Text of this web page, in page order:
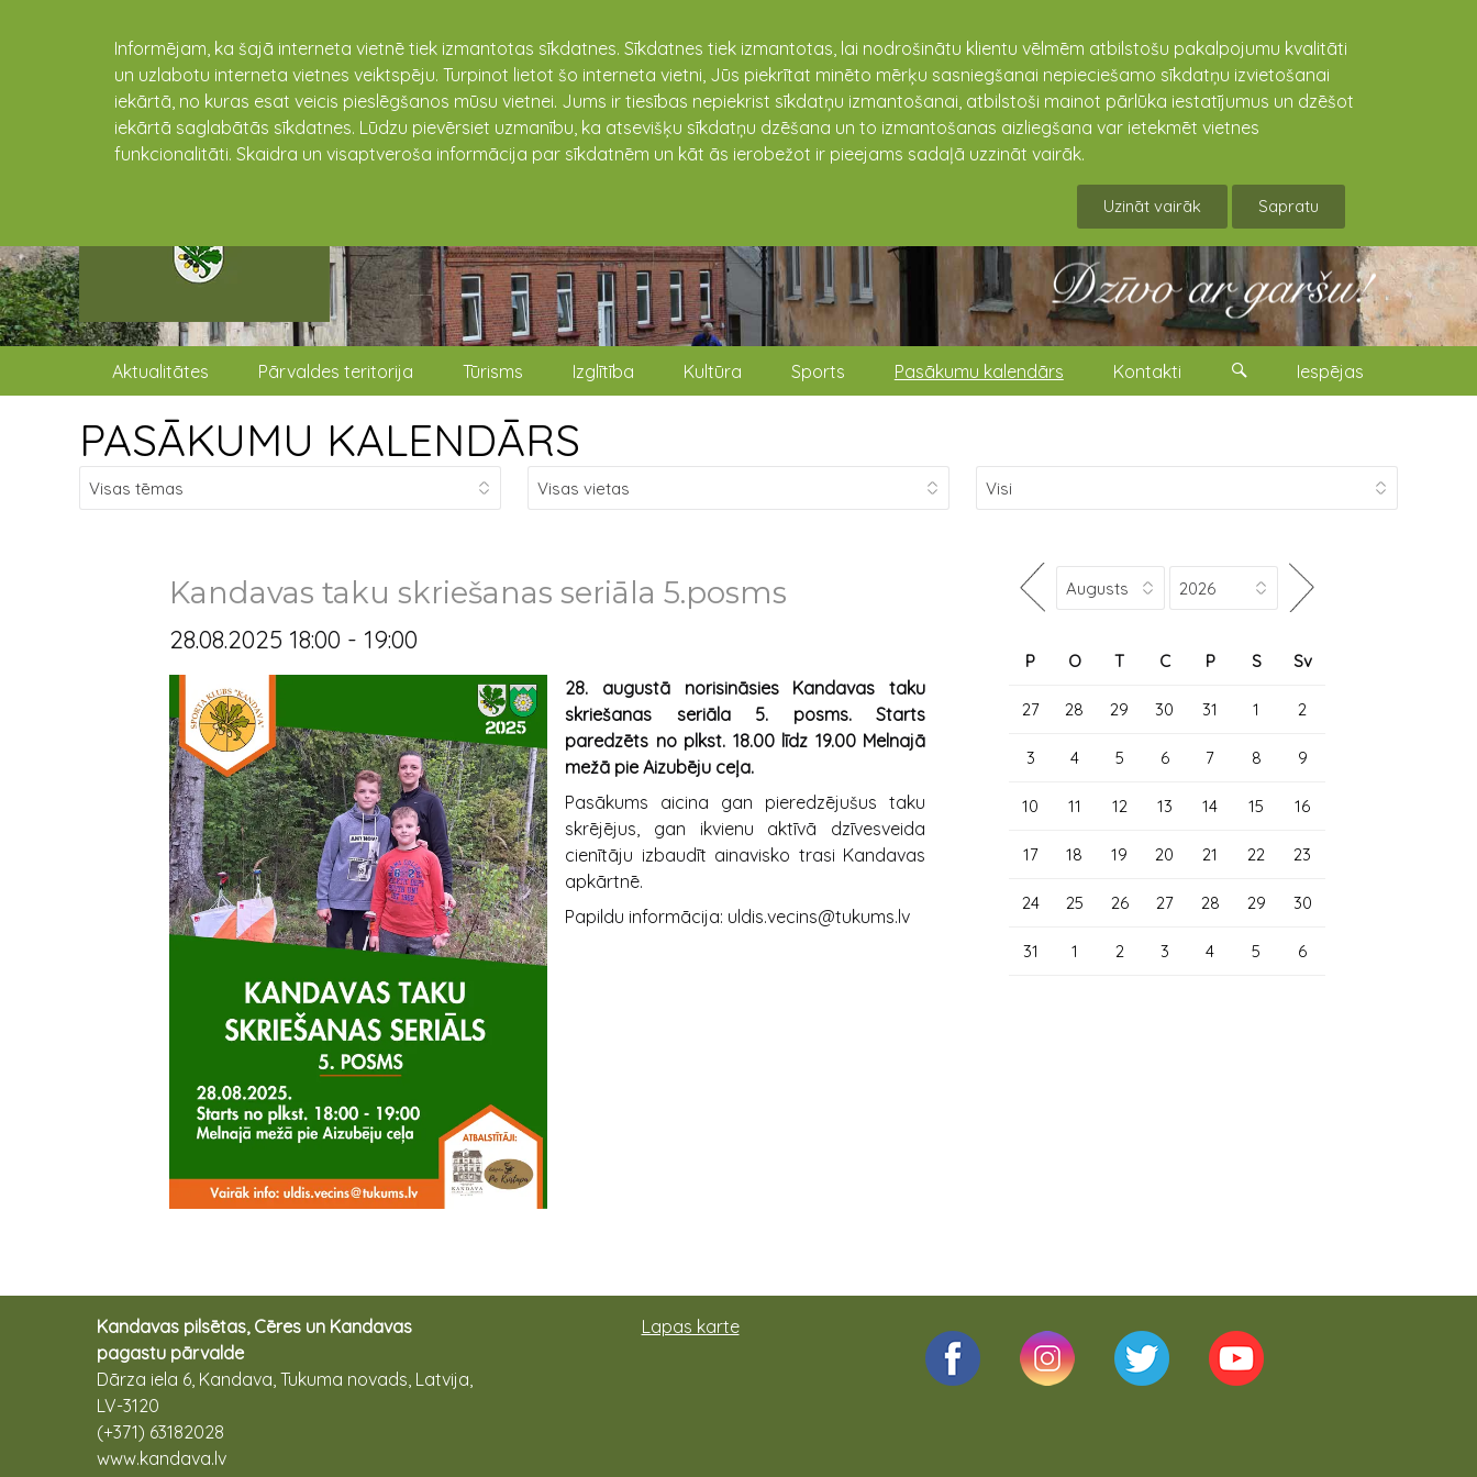
Informējam, ka šajā interneta vietnē tiek izmantotas sīkdatnes. Sīkdatnes tiek izmantotas, lai nodrošinātu klientu vēlmēm atbilstošu pakalpojumu kvalitāti
un uzlabotu interneta vietnes veiktspēju. Turpinot lietot šo interneta vietni, Jūs piekrītat minēto mērķu sasniegšanai nepieciešamo sīkdatņu izvietošanai
iekārtā, no kuras esat veicis pieslēgšanos mūsu vietnei. Jums ir tiesības nepiekrist sīkdatņu izmantošanai, atbilstoši mainot pārlūka iestatījumus un dzēšot
iekārtā saglabātās sīkdatnes. Lūdzu pievērsiet uzmanību, ka atsevišķu sīkdatņu dzēšana un to izmantošanas aizliegšana var ietekmēt vietnes
funkcionalitāti. Skaidra un visaptveroša informācija par sīkdatnēm un kāt ās ierobežot ir pieejams sadaļā uzzināt vairāk.
Uzināt vairāk Sapratu
Aktualitātes Pārvaldes teritorija Tūrisms Izglītība Kultūra Sports Pasākumu kalendārs Kontakti Iespējas
PASĀKUMU KALENDĀRS
Kandavas taku skriešanas seriāla 5.posms
28.08.2025 18:00 - 19:00
28. augustā norisināsies Kandavas taku
skriešanas seriāla 5. posms. Starts
paredzēts no plkst. 18.00 līdz 19.00 Melnajā
mežā pie Aizubēju ceļa.
Pasākums aicina gan pieredzējušus taku
skrējējus, gan ikvienu aktīvā dzīvesveida
cienītāju izbaudīt ainavisko trasi Kandavas
apkārtnē.
Papildu informācija: uldis.vecins@tukums.lv
P O T C P S Sv
27 28 29 30 31 1 2
3 4 5 6 7 8 9
10 11 12 13 14 15 16
17 18 19 20 21 22 23
24 25 26 27 28 29 30
31 1 2 3 4 5 6
Kandavas pilsētas, Cēres un Kandavas
pagastu pārvalde
Dārza iela 6, Kandava, Tukuma novads, Latvija,
LV-3120
(+371) 63182028
www.kandava.lv
Lapas karte